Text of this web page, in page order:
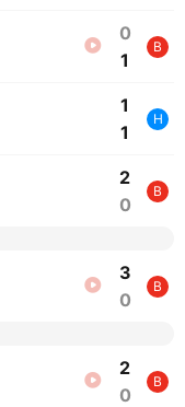
0
1
B
1
1
H
2
0
B
3
0
B
2
0
B